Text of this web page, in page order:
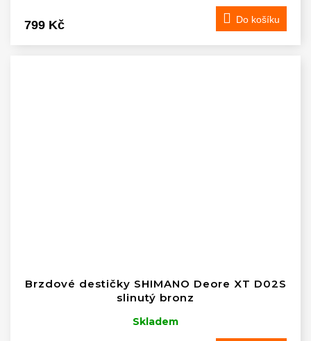
799 Kč Do košíku
Brzdové destičky SHIMANO Deore XT D02S
slinutý bronz
Skladem